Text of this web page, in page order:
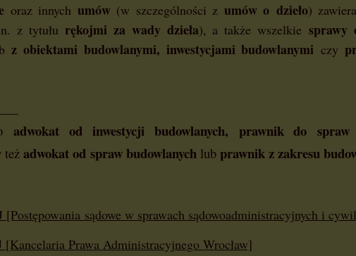
oraz innych umów (w szczególności z umów o dzieło)
z tytułu rękojmi za wady dzieła), a także wszelkiesprawy
z obiektami budowlanymi, inwestycjami budowlanymiczy
adwokat od inwestycji budowlanych, prawnik do spraw
teżadwokat od spraw budowlanych lub prawnik z zakresu
sądowe w sprawach sądowoadministracyjnych i
Prawa Administracyjnego Wrocław]